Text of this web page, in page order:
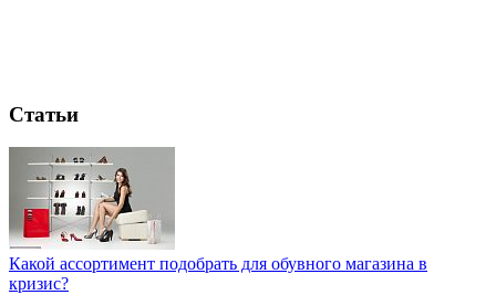
Статьи
Какой ассортимент подобрать для обувного магазина в
кризис?